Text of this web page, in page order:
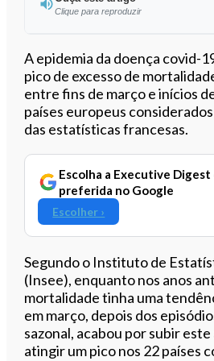
Clique para reproduzir
Ouvir este
A epidemia da doença covid-
pico de excesso de
entre fins de março e inícios
países europeus
das estatísticas francesas.
Escolha a Executive
preferida no Google
Escolher ›
Segundo o Instituto de
(Insee), enquanto nos anos
mortalidade tinha uma
em março, depois dos
sazonal, acabou por subir este
atingir um pico nos 22 países